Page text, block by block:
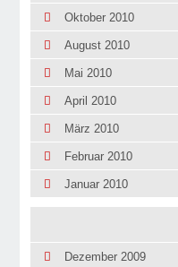
Oktober 2010
August 2010
Mai 2010
April 2010
März 2010
Februar 2010
Januar 2010
Dezember 2009